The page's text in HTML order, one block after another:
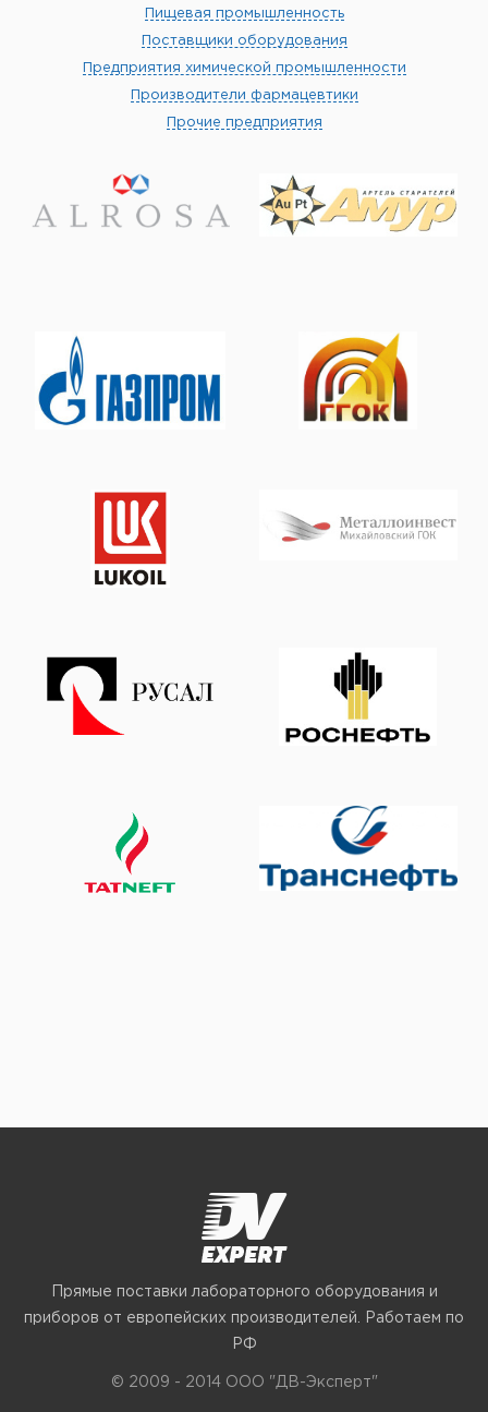
Пищевая промышленность
Поставщики оборудования
Предприятия химической промышленности
Производители фармацевтики
Прочие предприятия
Прямые поставки лабораторного оборудования и
приборов от европейских производителей. Работаем по
РФ
© 2009 - 2014 ООО "ДВ-Эксперт"